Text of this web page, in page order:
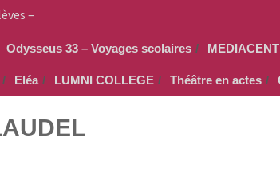
–
&
Odysseus 33 – Voyages scolaires
Eléa LUMNI COLLEGE Théâtre en actes